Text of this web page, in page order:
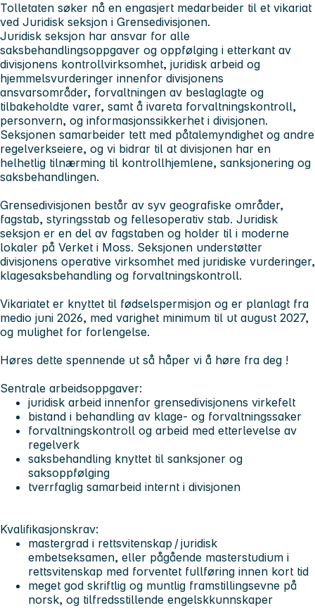
Tolletaten søker nå en engasjert medarbeider til et vikariat
ved Juridisk seksjon i Grensedivisjonen.
Juridisk seksjon har ansvar for alle
saksbehandlingsoppgaver og oppfølging i etterkant av
divisjonens kontrollvirksomhet, juridisk arbeid og
hjemmelsvurderinger innenfor divisjonens
ansvarsområder, forvaltningen av beslaglagte og
tilbakeholdte varer, samt å ivareta forvaltningskontroll,
personvern, og informasjonssikkerhet i divisjonen.
Seksjonen samarbeider tett med påtalemyndighet og andre
regelverkseiere, og vi bidrar til at divisjonen har en
helhetlig tilnærming til kontrollhjemlene, sanksjonering og
saksbehandlingen.
Grensedivisjonen består av syv geografiske områder,
fagstab, styringsstab og fellesoperativ stab. Juridisk
seksjon er en del av fagstaben og holder til i moderne
lokaler på Verket i Moss. Seksjonen understøtter
divisjonens operative virksomhet med juridiske vurderinger,
klagesaksbehandling og forvaltningskontroll.
Vikariatet er knyttet til fødselspermisjon og er planlagt fra
medio juni 2026, med varighet minimum til ut august 2027,
og mulighet for forlengelse.
Høres dette spennende ut så håper vi å høre fra deg !
Sentrale arbeidsoppgaver:
juridisk arbeid innenfor grensedivisjonens virkefelt
bistand i behandling av klage- og forvaltningssaker
forvaltningskontroll og arbeid med etterlevelse av
regelverk
saksbehandling knyttet til sanksjoner og
saksoppfølging
tverrfaglig samarbeid internt i divisjonen
Kvalifikasjonskrav:
mastergrad i rettsvitenskap / juridisk
embetseksamen, eller pågående masterstudium i
rettsvitenskap med forventet fullføring innen kort tid
meget god skriftlig og muntlig framstillingsevne på
norsk, og tilfredsstillende engelskkunnskaper